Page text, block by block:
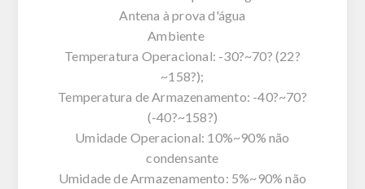
Antena à prova d'água
Ambiente
Temperatura Operacional: -30?~70? (22?
~158?);
Temperatura de Armazenamento: -40?~70?
(-40?~158?)
Umidade Operacional: 10%~90% não
condensante
Umidade de Armazenamento: 5%~90% não